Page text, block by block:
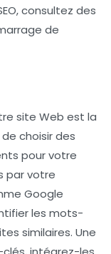
, consultez des
de
site Web est la
choisir des
pour votre
par votre
Google
les mots-
similaires. Une